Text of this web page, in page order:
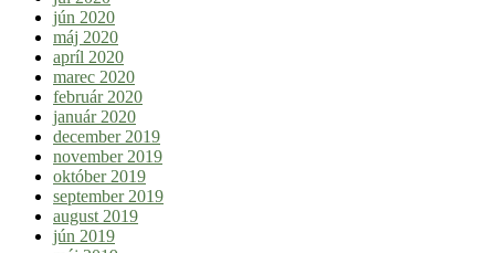
jún 2020
máj 2020
apríl 2020
marec 2020
február 2020
január 2020
december 2019
november 2019
október 2019
september 2019
august 2019
jún 2019